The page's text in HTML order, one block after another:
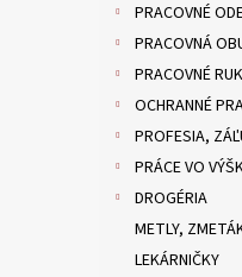
PRACOVNÉ
PRACOVNÁ
PRACOVNÉ
OCHRANNÉ
PROFESIA,
PRÁCE VO
DROGÉRIA
METLY,
LEKÁRNIČKY